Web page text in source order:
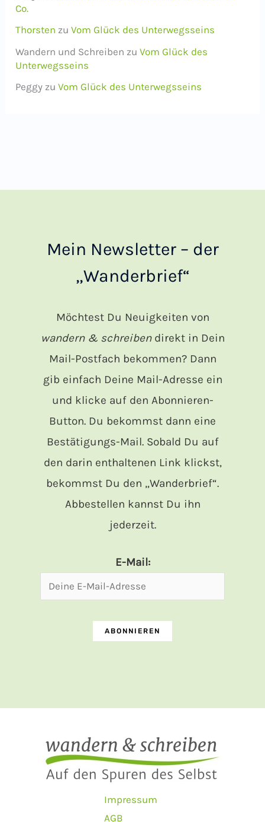
Co.
Thorsten zuVom Glück des Unterwegsseins
Wandern und Schreiben zuVom Glück des
Unterwegsseins
Peggy zuVom Glück des Unterwegsseins
Mein Newsletter – der
„Wanderbrief“
Möchtest Du Neuigkeiten von
wandern & schreibendirekt in Dein
Mail-Postfach bekommen? Dann
gib einfach Deine Mail-Adresse ein
und klicke auf den Abonnieren-
Button. Du bekommst dann eine
Bestätigungs-Mail. Sobald Du auf
den darin enthaltenen Link klickst,
bekommst Du den „Wanderbrief“.
Abbestellen kannst Du ihn
jederzeit.
E-Mail:
Impressum
AGB